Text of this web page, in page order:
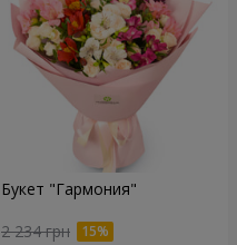
Букет "Гармония"
2 234 грн